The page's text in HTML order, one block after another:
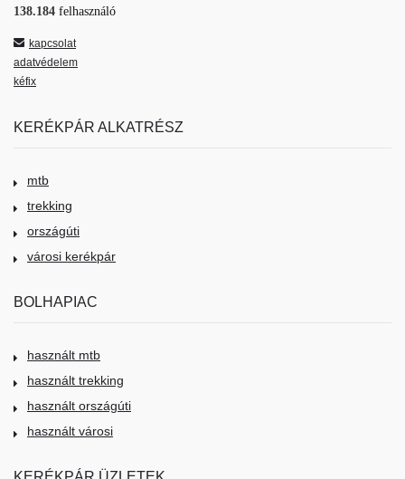
138.184 felhasználó
kapcsolat
adatvédelem
kéfix
KERÉKPÁR ALKATRÉSZ
mtb
trekking
országúti
városi kerékpár
BOLHAPIAC
használt mtb
használt trekking
használt országúti
használt városi